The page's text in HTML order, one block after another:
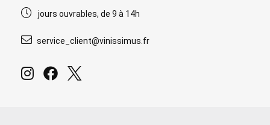
jours ouvrables, de 9 à 14h
service_client@vinissimus.fr